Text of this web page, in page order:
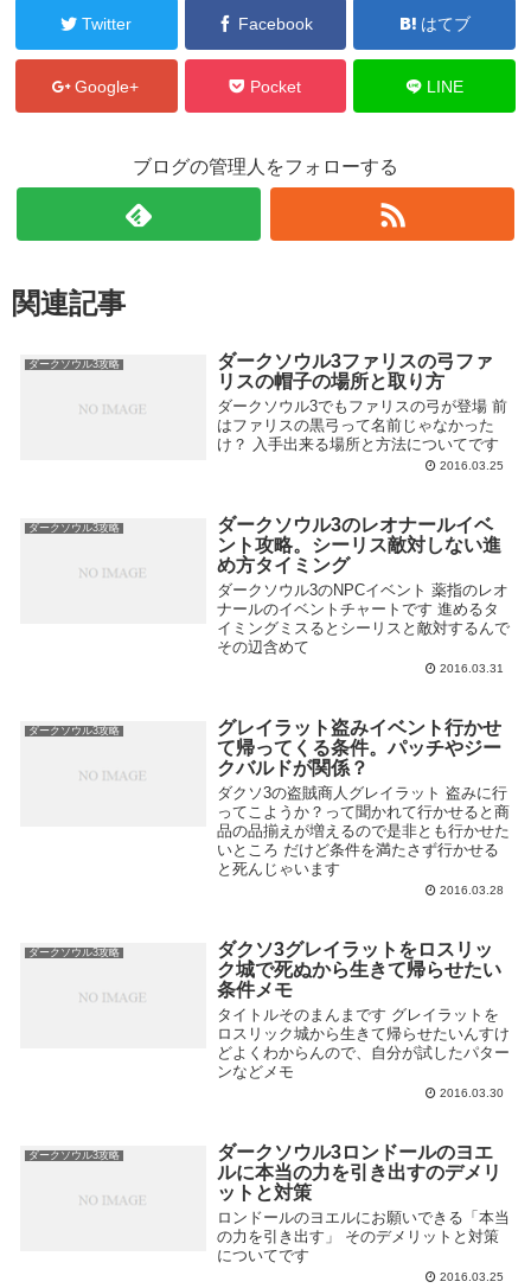
Twitter Facebook はてブ
Google+ Pocket LINE
ブログの管理人をフォローする
関連記事
ダークソウル3攻略
ダークソウル3ファリスの弓ファ
リスの帽子の場所と取り方
ダークソウル3でもファリスの弓が登場 前
はファリスの黒弓って名前じゃなかった
け？ 入手出来る場所と方法についてです
2016.03.25
ダークソウル3攻略
ダークソウル3のレオナールイベ
ント攻略。シーリス敵対しない進
め方タイミング
ダークソウル3のNPCイベント 薬指のレオ
ナールのイベントチャートです 進めるタ
イミングミスるとシーリスと敵対するんで
その辺含めて
2016.03.31
ダークソウル3攻略
グレイラット盗みイベント行かせ
て帰ってくる条件。パッチやジー
クバルドが関係？
ダクソ3の盗賊商人グレイラット 盗みに行
ってこようか？って聞かれて行かせると商
品の品揃えが増えるので是非とも行かせた
いところ だけど条件を満たさず行かせる
と死んじゃいます
2016.03.28
ダークソウル3攻略
ダクソ3グレイラットをロスリッ
ク城で死ぬから生きて帰らせたい
条件メモ
タイトルそのまんまです グレイラットを
ロスリック城から生きて帰らせたいんすけ
どよくわからんので、自分が試したパター
ンなどメモ
2016.03.30
ダークソウル3攻略
ダークソウル3ロンドールのヨエ
ルに本当の力を引き出すのデメリ
ットと対策
ロンドールのヨエルにお願いできる「本当
の力を引き出す」 そのデメリットと対策
についてです
2016.03.25